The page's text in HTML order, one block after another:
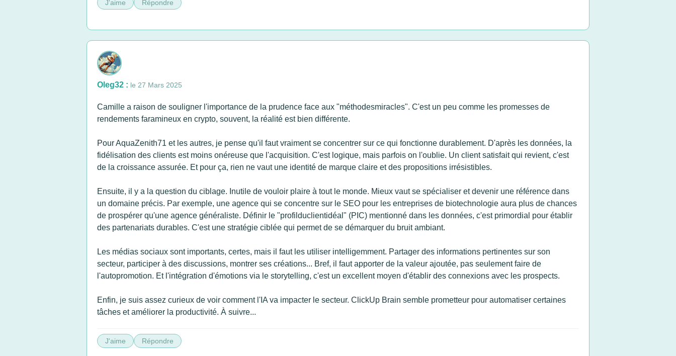
J'aime Répondre
Oleg32 : le 27 Mars 2025
Camille a raison de souligner l'importance de la prudence face aux "méthodesmiracles". C'est un peu comme les promesses de
rendements faramineux en crypto, souvent, la réalité est bien différente.
Pour AquaZenith71 et les autres, je pense qu'il faut vraiment se concentrer sur ce qui fonctionne durablement. D'après les données, la
fidélisation des clients est moins onéreuse que l'acquisition. C'est logique, mais parfois on l'oublie. Un client satisfait qui revient, c'est
de la croissance assurée. Et pour ça, rien ne vaut une identité de marque claire et des propositions irrésistibles.
Ensuite, il y a la question du ciblage. Inutile de vouloir plaire à tout le monde. Mieux vaut se spécialiser et devenir une référence dans
un domaine précis. Par exemple, une agence qui se concentre sur le SEO pour les entreprises de biotechnologie aura plus de chances
de prospérer qu'une agence généraliste. Définir le "profilduclientidéal" (PIC) mentionné dans les données, c'est primordial pour établir
des partenariats durables. C'est une stratégie ciblée qui permet de se démarquer du bruit ambiant.
Les médias sociaux sont importants, certes, mais il faut les utiliser intelligemment. Partager des informations pertinentes sur son
secteur, participer à des discussions, montrer ses créations... Bref, il faut apporter de la valeur ajoutée, pas seulement faire de
l'autopromotion. Et l'intégration d'émotions via le storytelling, c'est un excellent moyen d'établir des connexions avec les prospects.
Enfin, je suis assez curieux de voir comment l'IA va impacter le secteur. ClickUp Brain semble prometteur pour automatiser certaines
tâches et améliorer la productivité. À suivre...
J'aime Répondre